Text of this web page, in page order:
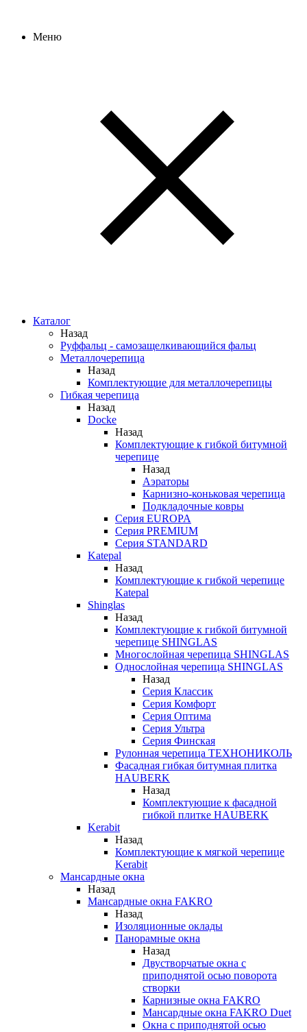
Меню
Каталог
Назад
Руффальц - самозащелкивающийся фальц
Металлочерепица
Назад
Комплектующие для металлочерепицы
Гибкая черепица
Назад
Docke
Назад
Комплектующие к гибкой битумной
черепице
Назад
Аэраторы
Карнизно-коньковая черепица
Подкладочные ковры
Серия EUROPA
Серия PREMIUM
Серия STANDARD
Katepal
Назад
Комплектующие к гибкой черепице
Katepal
Shinglas
Назад
Комплектующие к гибкой битумной
черепице SHINGLAS
Многослойная черепица SHINGLAS
Однослойная черепица SHINGLAS
Назад
Серия Классик
Серия Комфорт
Серия Оптима
Серия Ультра
Серия Финская
Рулонная черепица ТЕХНОНИКОЛЬ
Фасадная гибкая битумная плитка
HAUBERK
Назад
Комплектующие к фасадной
гибкой плитке HAUBERK
Kerabit
Назад
Комплектующие к мягкой черепице
Kerabit
Мансардные окна
Назад
Мансардные окна FAKRO
Назад
Изоляционные оклады
Панорамные окна
Назад
Двустворчатые окна с
приподнятой осью поворота
створки
Карнизные окна FAKRO
Мансардные окна FAKRO Duet
Окна с приподнятой осью